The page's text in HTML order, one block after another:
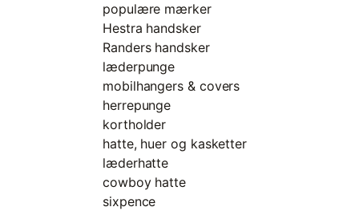
populære mærker
Hestra handsker
Randers handsker
læderpunge
mobilhangers & covers
herrepunge
kortholder
hatte, huer og kasketter
læderhatte
cowboy hatte
sixpence